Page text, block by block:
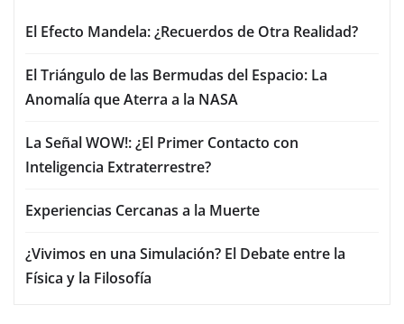
El Efecto Mandela: ¿Recuerdos de Otra Realidad?
El Triángulo de las Bermudas del Espacio: La
Anomalía que Aterra a la NASA
La Señal WOW!: ¿El Primer Contacto con
Inteligencia Extraterrestre?
Experiencias Cercanas a la Muerte
¿Vivimos en una Simulación? El Debate entre la
Física y la Filosofía